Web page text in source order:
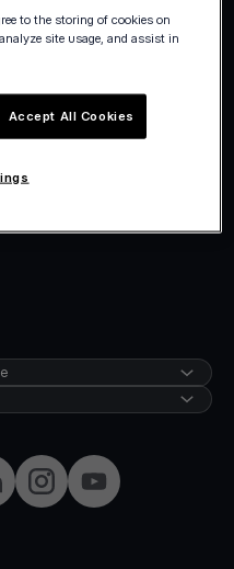
InstagramYouTube
to the storing of cookies on
site usage, and assist in
Accept All Cookies